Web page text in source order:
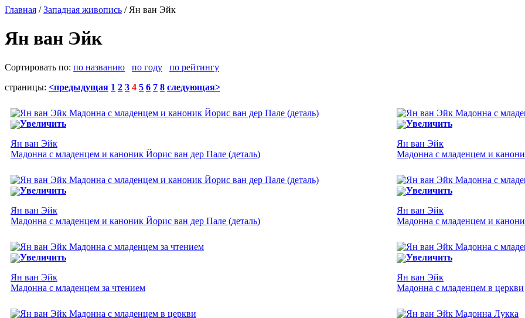
Главная /Западная живопись / Ян ван Эйк
Ян ван Эйк
Сортировать по: по названию по году
по рейтингу
страницы: <предыдущая 1 2 3 4 5 6 7 8 следующая>
Увеличить
Ян ван Эйк
Мадонна с младенцем и каноник Йорис ван дер Пале (деталь)
Увеличить
Ян ван Эйк
Мадонна с младенцем и
Увеличить
Ян ван Эйк
Мадонна с младенцем и каноник Йорис ван дер Пале (деталь)
Увеличить
Ян ван Эйк
Мадонна с младенцем и
Увеличить
Ян ван Эйк
Мадонна с младенцем за чтением
Увеличить
Ян ван Эйк
Мадонна с младенцем в церкви